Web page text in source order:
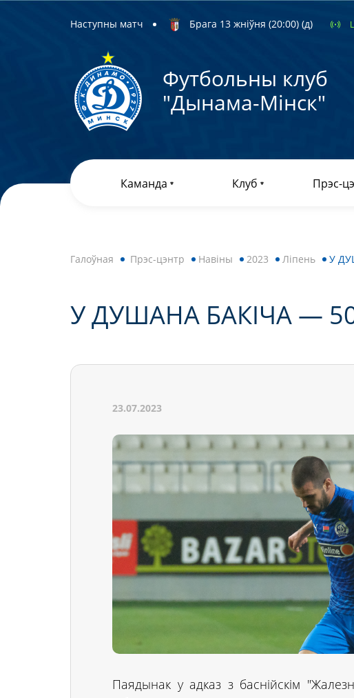
Наступны матч Брага 13 жніўня (20:00) (д)
Футбольны клуб
"Дынама-Мiнск"
Каманда Клуб Прэс-
Галоўная Прэс-цэнтр Навiны 2023 Ліпень У
У ДУШАНА БАКІЧА —
23.07.2023
Паядынак у адказ з баснійскім